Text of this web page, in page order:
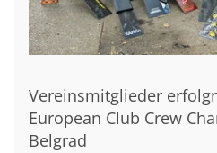
Vereinsmitglieder
European Club Crew
Belgrad